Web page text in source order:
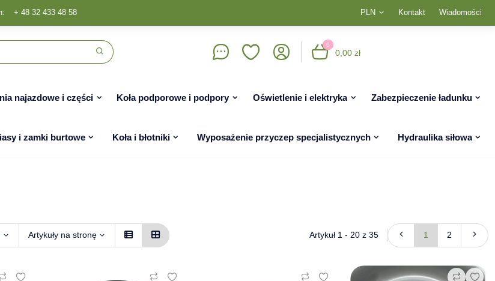
PLN Kontakt Wiadomości
+ 48 32 433 48 58
0
0,00 zł
najazdowe i części Koła podporowe i podpory Oświetlenie i elektryka Zabezpieczenie ładunku
i zamki burtowe Koła i błotniki Wyposażenie przyczep specjalistycznych Hydraulika siłowa
Artykuły na stronę Artykuł 1 - 20 z 35 1 2